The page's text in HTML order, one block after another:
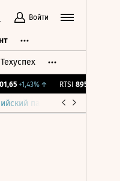
Войти
Техуспех
+1,43%↑ RTSI 895,93
парламент